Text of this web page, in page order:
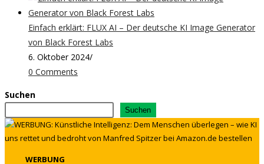
Einfach erklärt: FLUX AI – Der deutsche KI Image Generator
von Black Forest Labs
6. Oktober 2024/
0 Comments
Suchen
Suchen
WERBUNG